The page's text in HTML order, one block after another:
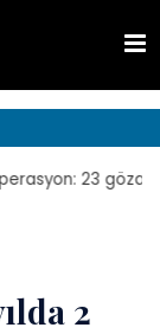
23 gözaltı |
2